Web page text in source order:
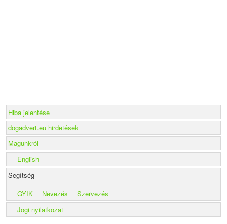
Hiba jelentése
dogadvert.eu hirdetések
Magunkról
English
Segítség
GYIK
Nevezés
Szervezés
Jogi nyilatkozat